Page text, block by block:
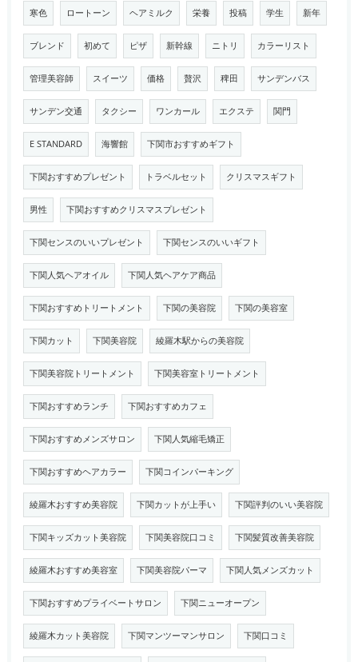
寒色 ロートーン ヘアミルク 栄養 投稿 学生 新年
ブレンド 初めて ピザ 新幹線 ニトリ カラーリスト
管理美容師 スイーツ 価格 贅沢 稗田 サンデンバス
サンデン交通 タクシー ワンカール エクステ 関門
E STANDARD 海響館 下関市おすすめギフト
下関おすすめプレゼント トラベルセット クリスマスギフト
男性 下関おすすめクリスマスプレゼント
下関センスのいいプレゼント 下関センスのいいギフト
下関人気ヘアオイル 下関人気ヘアケア商品
下関おすすめトリートメント 下関の美容院 下関の美容室
下関カット 下関美容院 綾羅木駅からの美容院
下関美容院トリートメント 下関美容室トリートメント
下関おすすめランチ 下関おすすめカフェ
下関おすすめメンズサロン 下関人気縮毛矯正
下関おすすめヘアカラー 下関コインパーキング
綾羅木おすすめ美容院 下関カットが上手い 下関評判のいい美容院
下関キッズカット美容院 下関美容院口コミ 下関髪質改善美容院
綾羅木おすすめ美容室 下関美容院パーマ 下関人気メンズカット
下関おすすめプライベートサロン 下関ニューオープン
綾羅木カット美容院 下関マンツーマンサロン 下関口コミ